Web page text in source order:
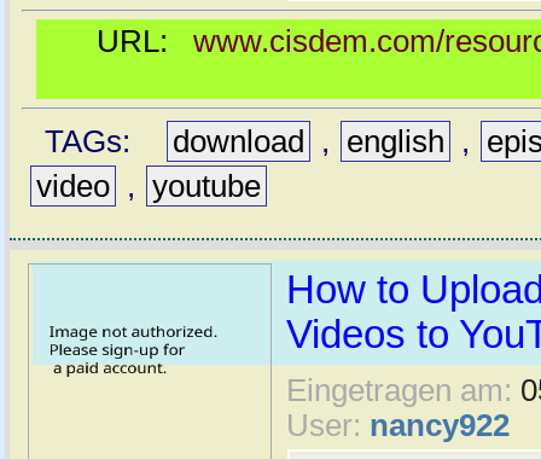
URL: www.cisdem.com/
TAGs: download , english ,
video , youtube
How to
Videos to
Eingetragen am:
User: nancy922